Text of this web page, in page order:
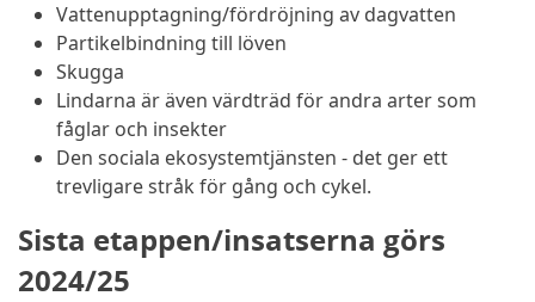
Vattenupptagning/fördröjning av dagvatten
Partikelbindning till löven
Skugga
Lindarna är även värdträd för andra arter som
fåglar och insekter
Den sociala ekosystemtjänsten - det ger ett
trevligare stråk för gång och cykel.
Sista etappen/insatserna görs
2024/25